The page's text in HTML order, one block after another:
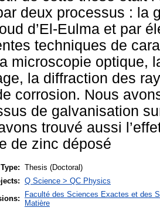
deux processus : la
d’El-Eulma et par
techniques de
microscopie optique,
la diffraction des
corrosion. Nous
de galvanisation
trouvé aussi
de zinc déposé
Thesis (Doctoral)
Q Science > QC Physics
Faculté des Sciences Exactes et des
Matière